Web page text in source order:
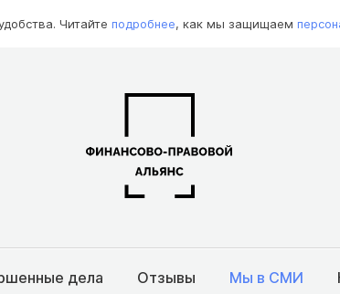
Читайте подробнее, как мы защищаем
дела Отзывы Мы в СМИ